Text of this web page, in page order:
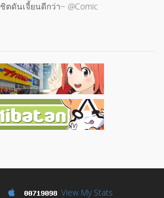
ดันเจี้ยนดีกว่า~ @Comic
View My Stats